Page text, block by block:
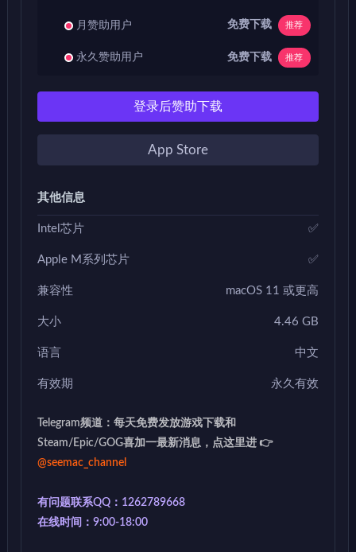
月赞助用户 免费下载 推荐
永久赞助用户 免费下载 推荐
登录后赞助下载
App Store
其他信息
Intel芯片 ✅
Apple M系列芯片 ✅
兼容性 macOS 11 或更高
大小 4.46 GB
语言 中文
有效期 永久有效
Telegram频道：每天免费发放游戏下载和
Steam/Epic/GOG喜加一最新消息，点这里进 👉
@seemac_channel
有问题联系QQ：1262789668
在线时间：9:00-18:00